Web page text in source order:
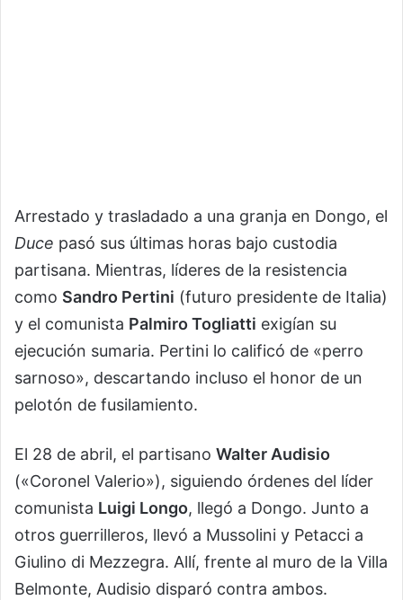
Arrestado y trasladado a una granja en Dongo, el
Duce pasó sus últimas horas bajo custodia
partisana. Mientras, líderes de la resistencia
como Sandro Pertini (futuro presidente de Italia)
y el comunista Palmiro Togliatti exigían su
ejecución sumaria. Pertini lo calificó de «perro
sarnoso», descartando incluso el honor de un
pelotón de fusilamiento.
El 28 de abril, el partisano Walter Audisio
(«Coronel Valerio»), siguiendo órdenes del líder
comunista Luigi Longo, llegó a Dongo. Junto a
otros guerrilleros, llevó a Mussolini y Petacci a
Giulino di Mezzegra. Allí, frente al muro de la Villa
Belmonte, Audisio disparó contra ambos.